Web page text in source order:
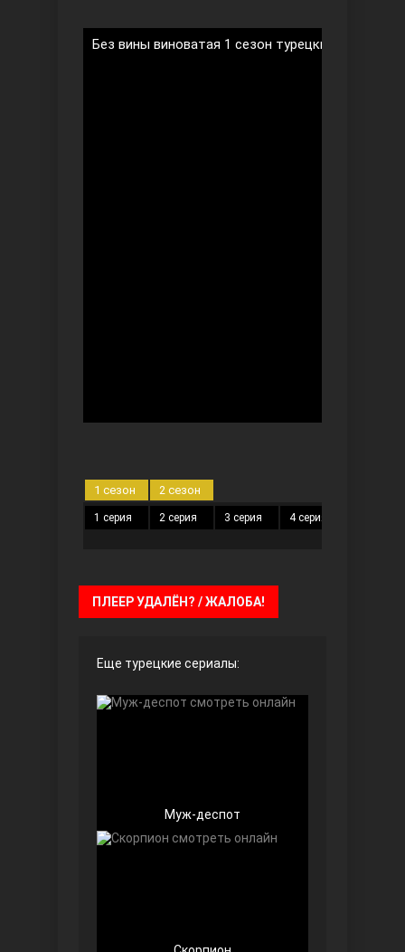
Девушка за стеклом
Без вины виноватая 1 сезон турецкий сериал
1 сезон 2 сезон
1 серия 2 серия 3 серия 4 серия
ПЛЕЕР УДАЛЁН? / ЖАЛОБА!
Еще турецкие сериалы:
Муж-деспот